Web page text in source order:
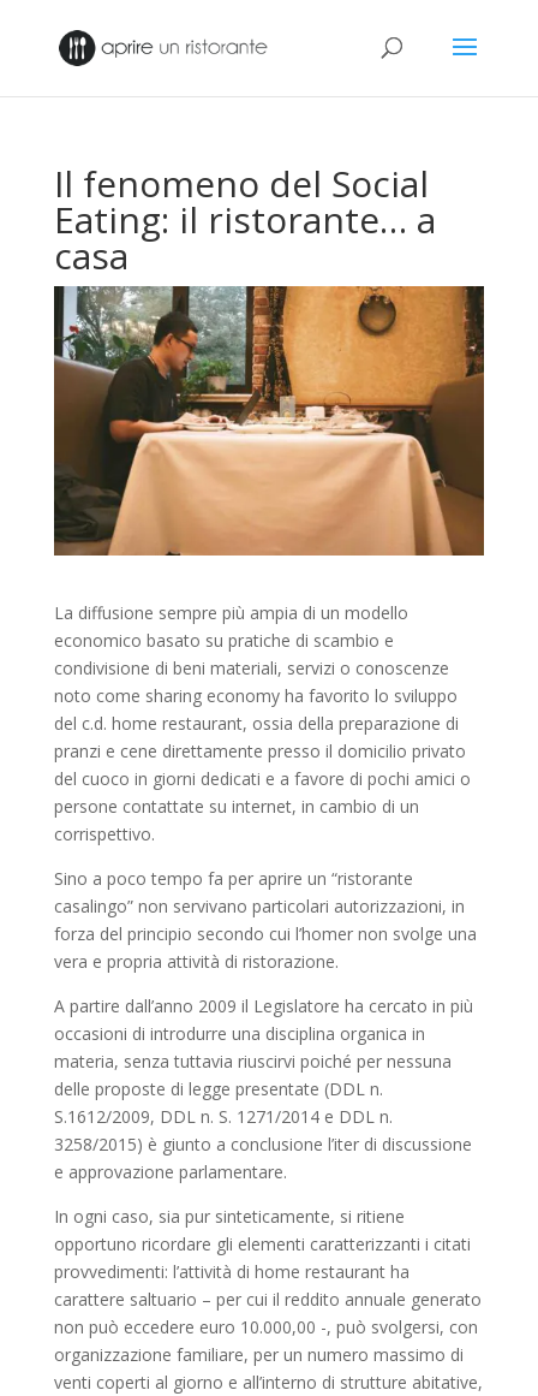
Il fenomeno del Social
Eating: il ristorante… a
casa
La diffusione sempre più ampia di un modello
economico basato su pratiche di scambio e
condivisione di beni materiali, servizi o conoscenze
noto come sharing economy ha favorito lo sviluppo
del c.d. home restaurant, ossia della preparazione di
pranzi e cene direttamente presso il domicilio privato
del cuoco in giorni dedicati e a favore di pochi amici o
persone contattate su internet, in cambio di un
corrispettivo.
Sino a poco tempo fa per aprire un “ristorante
casalingo” non servivano particolari autorizzazioni, in
forza del principio secondo cui l’homer non svolge una
vera e propria attività di ristorazione.
A partire dall’anno 2009 il Legislatore ha cercato in più
occasioni di introdurre una disciplina organica in
materia, senza tuttavia riuscirvi poiché per nessuna
delle proposte di legge presentate (DDL n.
S.1612/2009, DDL n. S. 1271/2014 e DDL n.
3258/2015) è giunto a conclusione l’iter di discussione
e approvazione parlamentare.
In ogni caso, sia pur sinteticamente, si ritiene
opportuno ricordare gli elementi caratterizzanti i citati
provvedimenti: l’attività di home restaurant ha
carattere saltuario – per cui il reddito annuale generato
non può eccedere euro 10.000,00 -, può svolgersi, con
organizzazione familiare, per un numero massimo di
venti coperti al giorno e all’interno di strutture abitative,